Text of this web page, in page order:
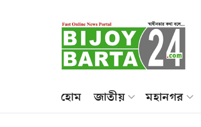
হোম জাতীয় মহানগর